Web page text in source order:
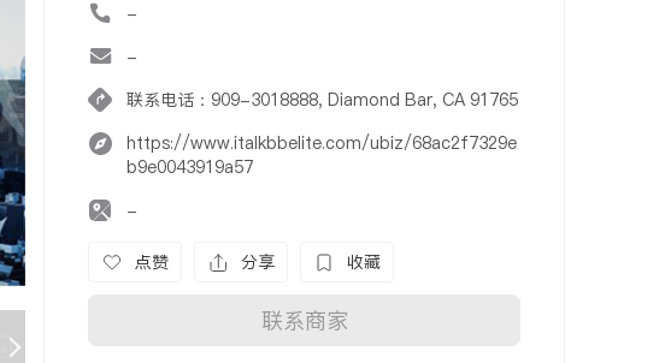
-
-
联系电话：909-3018888, Diamond Bar, CA 91765
https://www.italkbbelite.com/ubiz/68ac2f7329e
b9e0043919a57
-
点赞 分享 收藏
联系商家